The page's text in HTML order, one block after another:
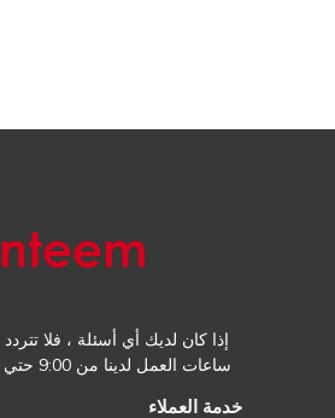
إذا كان لديك أي أسئلة ، فلا
ساعات العمل لدينا من 9:00 حتي 18:00 من السبت إلى الخميس
خدمة العملاء